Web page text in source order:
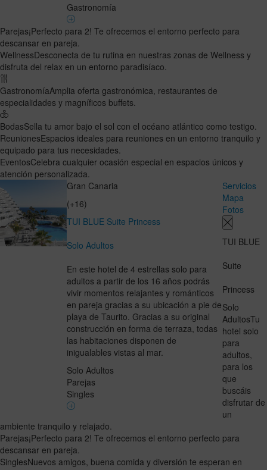
Gastronomía
Parejas¡Perfecto para 2! Te ofrecemos el entorno perfecto para
descansar en pareja.
WellnessDesconecta de tu rutina en nuestras zonas de Wellness y
disfruta del relax en un entorno paradisíaco.
GastronomíaAmplia oferta gastronómica, restaurantes de
especialidades y magníficos buffets.
BodasSella tu amor bajo el sol con el océano atlántico como testigo.
ReunionesEspacios ideales para reuniones en un entorno tranquilo y
equipado para tus necesidades.
EventosCelebra cualquier ocasión especial en espacios únicos y
atención personalizada.
Gran Canaria
(+16)
TUI BLUE Suite Princess
Solo Adultos
En este hotel de 4 estrellas solo para
adultos a partir de los 16 años podrás
vivir momentos relajantes y románticos
en pareja gracias a su ubicación a pie de
playa de Taurito. Gracias a su original
construcción en forma de terraza, todas
las habitaciones disponen de
inigualables vistas al mar.
Solo Adultos
Parejas
Singles
Servicios
Mapa
Fotos
TUI BLUE
Suite
Princess
Solo
AdultosTu
hotel solo
para
adultos,
para los
que
buscáis
disfrutar de
un
ambiente tranquilo y relajado.
Parejas¡Perfecto para 2! Te ofrecemos el entorno perfecto para
descansar en pareja.
SinglesNuevos amigos, buena comida y diversión te esperan en